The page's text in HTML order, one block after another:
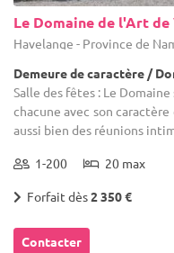
Le Domaine de l'Art
Havelange - Province de
Demeure de caractère /
Salle des fêtes : Le
chacune avec son
aussi bien des réunions
1-200 20 max
Forfait dès2 350 €
Contacter